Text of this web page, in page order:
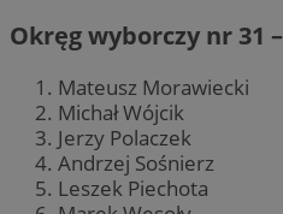
Okręg wyborczy nr 31 –
Mateusz Morawiecki
Michał Wójcik
Jerzy Polaczek
Andrzej Sośnierz
Leszek Piechota